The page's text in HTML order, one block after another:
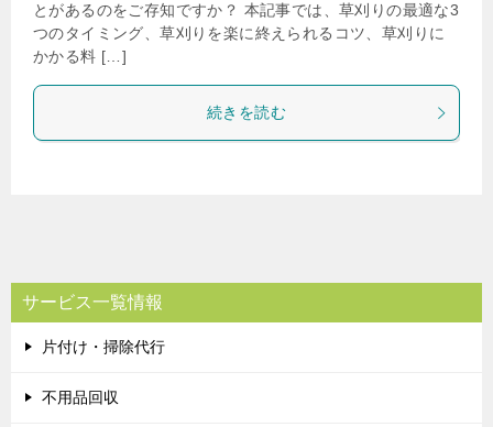
とがあるのをご存知ですか？ 本記事では、草刈りの最適な3
つのタイミング、草刈りを楽に終えられるコツ、草刈りに
かかる料 […]
続きを読む
サービス一覧情報
片付け・掃除代行
不用品回収